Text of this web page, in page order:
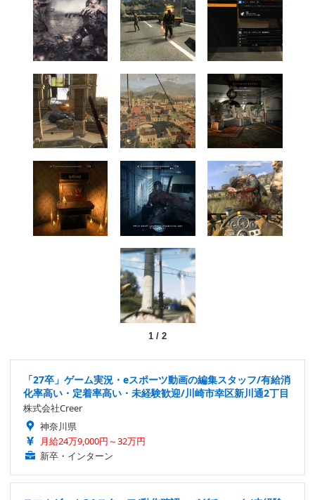
1/ 2
「27卒」ゲーム実況・eスポーツ動画の編集スタッフ/有給消
化率高い・定着率高い・未経験歓迎/川崎市幸区新川通2丁目
株式会社Creer
神奈川県
月給24万9,000円～32万円
新卒・インターン